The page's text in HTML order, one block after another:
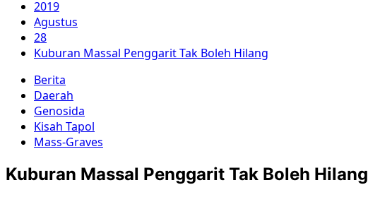
2019
Agustus
28
Kuburan Massal Penggarit Tak Boleh Hilang
Berita
Daerah
Genosida
Kisah Tapol
Mass-Graves
Kuburan Massal Penggarit Tak Boleh Hilang